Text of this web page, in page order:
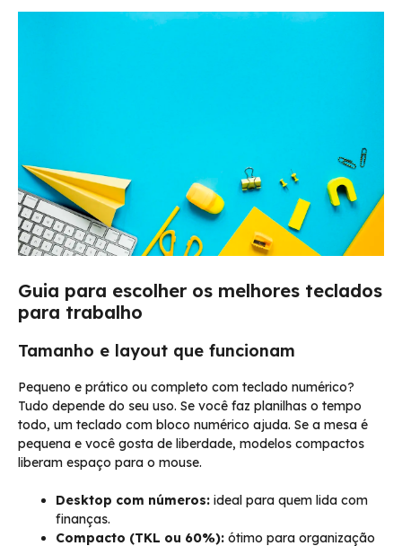
Guia para escolher os melhores teclados
para trabalho
Tamanho e layout que funcionam
Pequeno e prático ou completo com teclado numérico?
Tudo depende do seu uso. Se você faz planilhas o tempo
todo, um teclado com bloco numérico ajuda. Se a mesa é
pequena e você gosta de liberdade, modelos compactos
liberam espaço para o mouse.
Desktop com números: ideal para quem lida com
finanças.
Compacto (TKL ou 60%): ótimo para organização